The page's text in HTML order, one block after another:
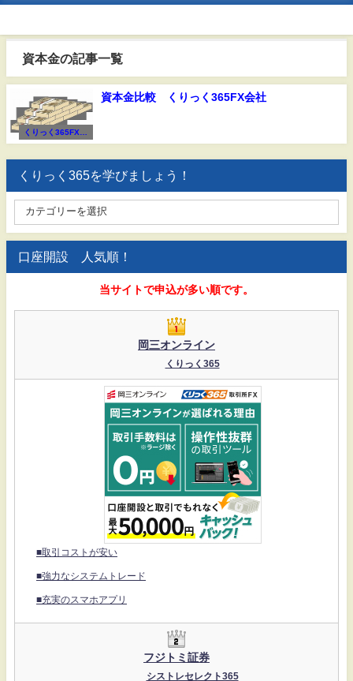
資本金の記事一覧
くりっく365FX会
社比較
資本金比較 くりっく365FX会社
くりっく365を学びましょう！
口座開設 人気順！
当サイトで申込が多い順です。
岡三オンライン
くりっく365
■取引コストが安い
■強力なシステムトレード
■充実のスマホアプリ
フジトミ証券
シストレセレクト365